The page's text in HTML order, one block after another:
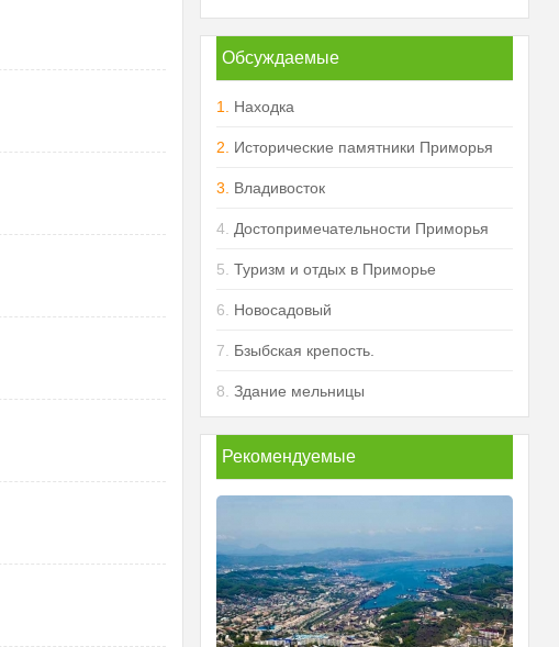
Обсуждаемые
1. Находка
2. Исторические памятники Приморья
3. Владивосток
4. Достопримечательности Приморья
5. Туризм и отдых в Приморье
6. Новосадовый
7. Бзыбская крепость.
8. Здание мельницы
Рекомендуемые